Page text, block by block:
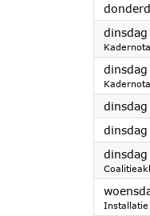
Kadernota
Kadernota
Installatie